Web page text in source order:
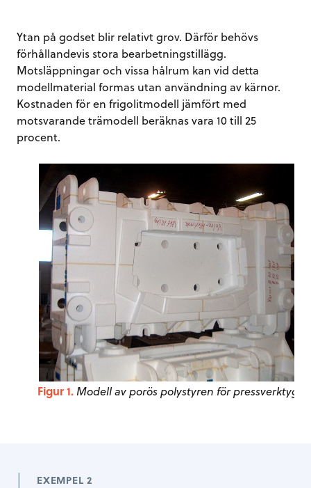
Ytan på godset blir relativt grov. Därför behövs
förhållandevis stora bearbetningstillägg.
Motsläppningar och vissa hålrum kan vid detta
modellmaterial formas utan användning av kärnor.
Kostnaden för en frigolitmodell jämfört med
motsvarande trämodell beräknas vara 10 till 25
procent.
Figur 1. Modell av porös polystyren för pressverktyg.
EXEMPEL 2